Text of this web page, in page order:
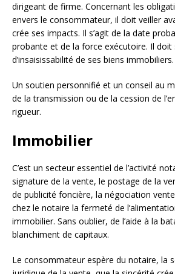
dirigeant de firme. Concernant les
envers le consommateur, il doit veiller
crée ses impacts. Il s’agit de la date
probante et de la force exécutoire. Il doit
d’insaisissabilité de ses biens immobiliers.
Un soutien personnifié et un conseil au
de la transmission ou de la cession de
rigueur.
Immobilier
C’est un secteur essentiel de l’activité
signature de la vente, le postage de la
de publicité foncière, la négociation
chez le notaire la fermeté de
immobilier. Sans oublier, de l’aide à la
blanchiment de capitaux.
Le consommateur espère du notaire, la